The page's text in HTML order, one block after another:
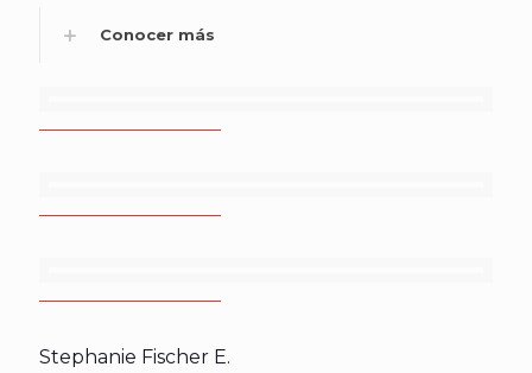
Conocer más
Stephanie Fischer E.